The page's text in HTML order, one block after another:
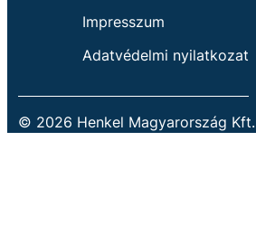
Impresszum
Adatvédelmi nyilatkozat
© 2026 Henkel Magyarország Kft.